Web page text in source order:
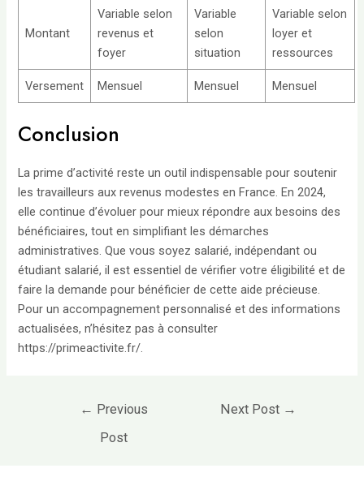
Montant
Variable selon
revenus et
foyer
Variable
selon
situation
Variable selon
loyer et
ressources
Versement Mensuel Mensuel Mensuel
Conclusion
La prime d’activité reste un outil indispensable pour soutenir
les travailleurs aux revenus modestes en France. En 2024,
elle continue d’évoluer pour mieux répondre aux besoins des
bénéficiaires, tout en simplifiant les démarches
administratives. Que vous soyez salarié, indépendant ou
étudiant salarié, il est essentiel de vérifier votre éligibilité et de
faire la demande pour bénéficier de cette aide précieuse.
Pour un accompagnement personnalisé et des informations
actualisées, n’hésitez pas à consulter
https://primeactivite.fr/.
← Previous
Post
Next Post →